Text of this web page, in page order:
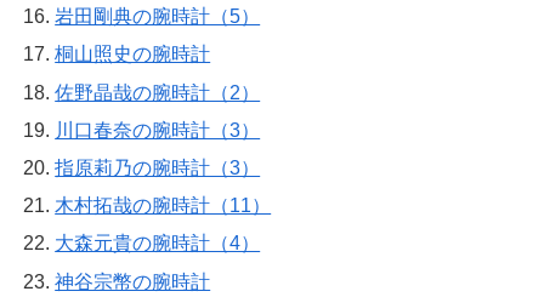
岩田剛典の腕時計（5）
桐山照史の腕時計
佐野晶哉の腕時計（2）
川口春奈の腕時計（3）
指原莉乃の腕時計（3）
木村拓哉の腕時計（11）
大森元貴の腕時計（4）
神谷宗幣の腕時計